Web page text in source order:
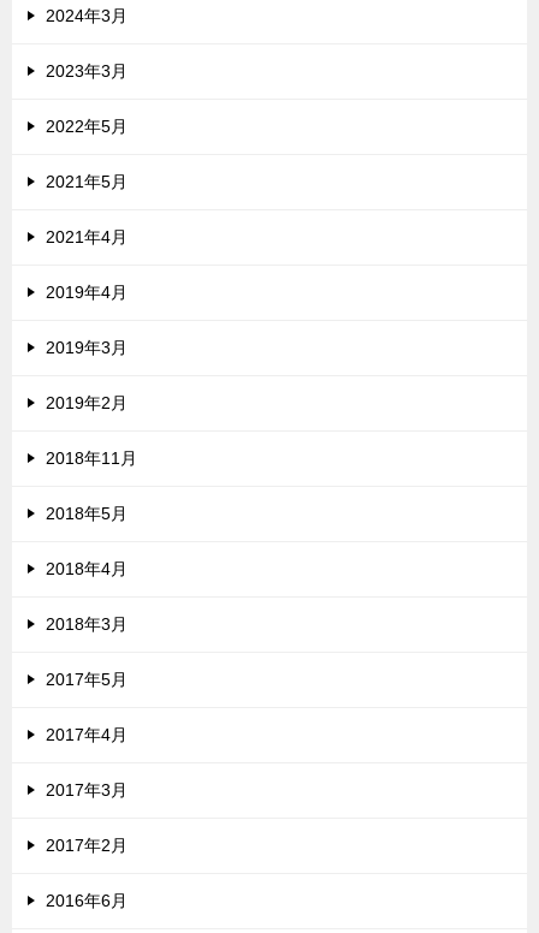
2024年3月
2023年3月
2022年5月
2021年5月
2021年4月
2019年4月
2019年3月
2019年2月
2018年11月
2018年5月
2018年4月
2018年3月
2017年5月
2017年4月
2017年3月
2017年2月
2016年6月